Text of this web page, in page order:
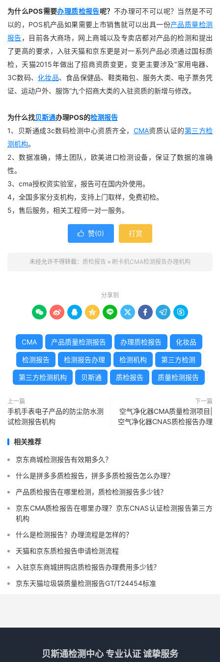
为什么POS需要办理质检报告呢？ 不办理可不可以呢？当然是不可
以的，POS机产品如果需要上市销售就可以出具一份产品质量检测
报告，目前各大商场，网上商城以及专卖店都对产品的检测和提出
了更高的要求，入驻天猫和京东更是对一系列产品必须通过国标质
检，天猫2015年做出了招商资质变更，变更主要涉及“家用电器、
3C数码、 化妆品、食品保健品、鞋类箱包、服务大类、电子票务凭
证、运动户外、服饰”九个招商大类的入驻资质的新增与修改。
为什么找贝斯通办理POS的检测报告
1、贝斯通成3c数码检测中心资质齐全， CMA资质认证的第三方检
测机构。
2、数据准确，博土团队，欧美进口检测设备，保证了数据的准确
性。
3、cma授权资实验室，报告可在国内外使用。
4，全国多家分支机构，支持上门取样，免费初检。
5，售后服务，相关工程师一对一服务。
 赞(0) 打赏
未经允许不得转载： 质检报告 » 刷卡机CMA检测报告办理机构
分享到
        
CMA 产品质量检测报告 办理质检报告 化妆品
检测报告 检测报告办理 检测机构 第三方检测
第三方检测机构 贝斯通 质检报告 质量检测报告
上一篇
手机手表电子产品的防尘防水测
试检测报告机构
下一篇
空气净化器CMA质量检测项目|
空气净化器CNAS质检报告办理
相关推荐
京东商城检测报告有效期多久？
什么是拼多多质检报告，拼多多质检报告怎么办理？
产品质检报告在哪里检测，质检检测报告多少钱？
京东CMA质检报告在哪里办理？京东CNAS认证检测报告第三方
机构
什么是检测报告？办理流程是怎样的？
天猫和京东质检报告申请检测流程
入驻京东商城拼购店质检报告办理费用多少钱？
京东天猫垃圾袋质量检测报告GT/T24454标准
贝斯通检测中心 专业认证 诚挚服务